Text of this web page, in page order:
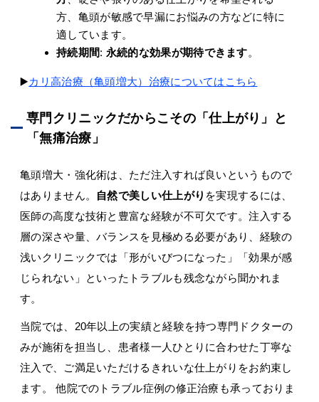
方、亀頭が敏感で早漏にお悩みの方などに特に
適しています。
持続期間: 永続的な効果が期待できます。
▶️カリ高治療（亀頭増大）治療についてはこちら
専門クリニックだからこその「仕上がり」と
「無痛治療」
亀頭増大・強化術は、ただ注入すれば良いというもので
はありません。
自然で美しい仕上がり を実現するには、
医師の高度な技術と豊富な経験が不可欠です。注入する
層の深さや量、バランスを見極める必要があり、経験の
浅いクリニックでは「形がいびつになった」「効果が感
じられない」といったトラブルも残念ながら聞かれま
す。
当院では、20年以上の実績と経験を持つ専門ドクターの
みが施術を担当し、患者様一人ひとりに合わせた丁寧な
注入で、ご満足いただけるきれいな仕上がりをお約束し
ます。 他院でのトラブル症例の修正治療も承っておりま